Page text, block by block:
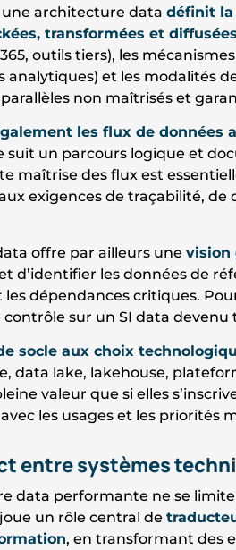
architecture data définit la
transformées et diffusées
outils tiers), les
analytiques) et les modalités
non maîtrisés et
les flux de données
suit un parcours logique et
maîtrise des flux est
exigences de traçabilité,
offre par ailleurs une vision
d’identifier les données de
dépendances critiques.
sur un SI data
socle aux choix
data lake, lakehouse,
valeur que si elles
les usages et les priorités
entre systèmes
data performante ne se
un rôle central de
, en transformant des